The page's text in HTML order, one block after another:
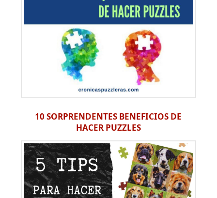
10 SORPRENDENTES BENEFICIOS DE
HACER PUZZLES